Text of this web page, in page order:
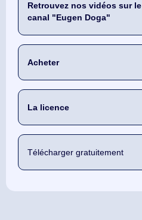
Retrouvez nos vidéos sur le
canal "Eugen Doga"
Acheter
La licence
Télécharger gratuitement